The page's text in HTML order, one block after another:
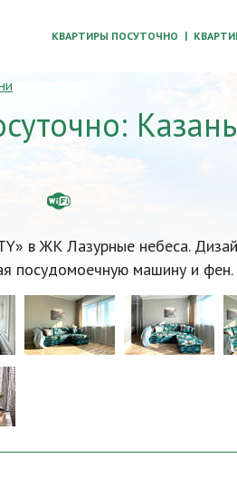
КВАРТИРЫ ПОСУТОЧНО
в ЖК Лазурные небеса.
посудомоечную машину и